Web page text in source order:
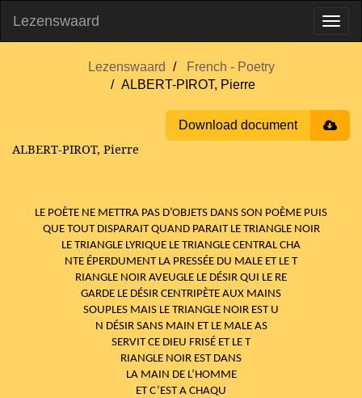
Lezenswaard
Lezenswaard
French - Poetry
ALBERT-PIROT, Pierre
Download document
ALBERT-PIROT, Pierre
LE POÈTE NE METTRA PAS D’OBJETS DANS SON POÈME PUIS
QUE TOUT DISPARAIT QUAND PARAIT LE TRIANGLE NOIR
LE TRIANGLE LYRIQUE LE TRIANGLE CENTRAL CHA
NTE ÉPERDUMENT LA PRESSÉE DU MALE ET LE T
RIANGLE NOIR AVEUGLE LE DÉSIR QUI LE RE
GARDE LE DÉSIR CENTRIPÈTE AUX MAINS
SOUPLES MAIS LE TRIANGLE NOIR EST U
N DÉSIR SANS MAIN ET LE MALE AS
SERVIT CE DIEU FRISÉ ET LE T
RIANGLE NOIR EST DANS
LA MAIN DE L’HOMME
ET C’EST A CHAQU